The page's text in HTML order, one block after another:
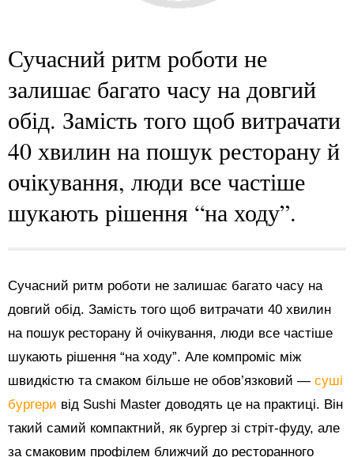
Сучасний ритм роботи не
залишає багато часу на довгий
обід. Замість того щоб витрачати
40 хвилин на пошук ресторану й
очікування, люди все частіше
шукають рішення “на ходу”.
Сучасний ритм роботи не залишає багато часу на
довгий обід. Замість того щоб витрачати 40 хвилин
на пошук ресторану й очікування, люди все частіше
шукають рішення “на ходу”. Але компроміс між
швидкістю та смаком більше не обов’язковий — суші
бургери від Sushi Master доводять це на практиці. Він
такий самий компактний, як бургер зі стріт-фуду, але
за смаковим профілем ближчий до ресторанного